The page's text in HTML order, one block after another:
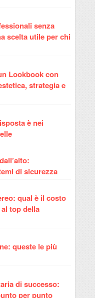
senza
scelta utile per chi
Lookbook con
strategia e
è nei
di sicurezza
qual è il costo
top della
queste le più
di successo:
per punto